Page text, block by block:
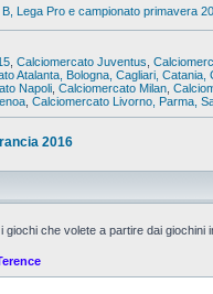
B, Lega Pro e campionato primavera
Calciomercato Juventus
Atalanta, Bologna, Cagliari,
Napoli Calciomercato Milan
Calciomercato Livorno, Parma,
2016
che volete a partire dai